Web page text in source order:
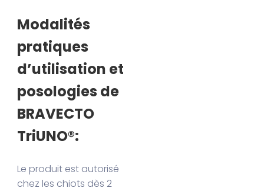
Modalités
pratiques
d’utilisation et
posologies de
BRAVECTO
TriUNO®:
Le produit est autorisé
chez les chiots dès 2